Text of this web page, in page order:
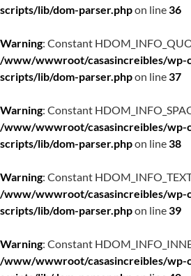
scripts/lib/dom-parser.phpon line36
Warning: Constant
/www/wwwroot/casasincreibles/wp-
scripts/lib/dom-parser.phpon line37
Warning: Constant
/www/wwwroot/casasincreibles/wp-
scripts/lib/dom-parser.phpon line38
Warning: Constant
/www/wwwroot/casasincreibles/wp-
scripts/lib/dom-parser.phpon line39
Warning: Constant
/www/wwwroot/casasincreibles/wp-